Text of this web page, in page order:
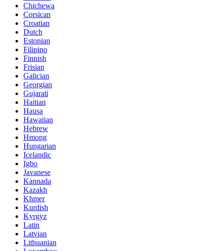
Chichewa
Corsican
Croatian
Dutch
Estonian
Filipino
Finnish
Frisian
Galician
Georgian
Gujarati
Haitian
Hausa
Hawaiian
Hebrew
Hmong
Hungarian
Icelandic
Igbo
Javanese
Kannada
Kazakh
Khmer
Kurdish
Kyrgyz
Latin
Latvian
Lithuanian